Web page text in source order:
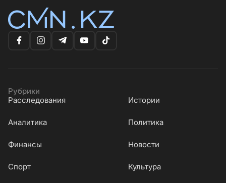
Рубрики
Расследования
Истории
Аналитика Политика
Финансы Новости
Cпорт Культура